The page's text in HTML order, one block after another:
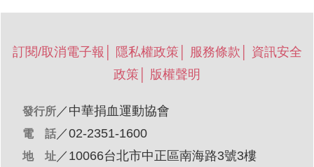
訂閱/取消電子報 隱私權政策 服務條款
資訊安全
政策
版權聲明
發行所／ 中華捐血運動協會
電 話／02-2351-1600
地 址／10066台北市中正區南海路3號3樓